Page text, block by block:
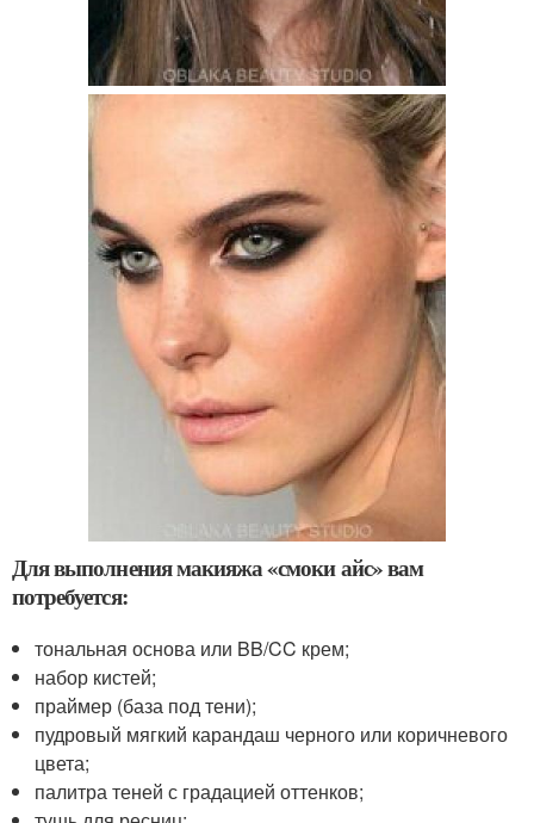
Для выполнения макияжа «смоки айс» вам
потребуется:
тональная основа или BB/CC крем;
набор кистей;
праймер (база под тени);
пудровый мягкий карандаш черного или коричневого
цвета;
палитра теней с градацией оттенков;